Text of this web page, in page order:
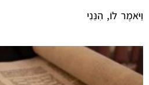
וַיֹּאמֶר לוֹ, הִנֵּנִי